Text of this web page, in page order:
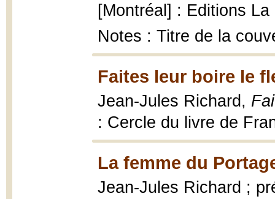
[Montréal] : Editions
Notes : Titre de la
Faites leur boire le
Jean-Jules Richard,
: Cercle du livre de
La femme du
Jean-Jules Richard ;